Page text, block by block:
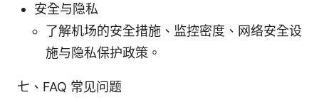
安全与隐私
了解机场的安全措施、监控密度、网络安全设
施与隐私保护政策。
七、FAQ 常见问题